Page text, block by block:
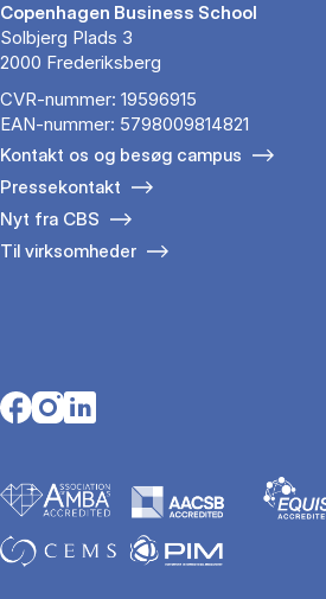
Copenhagen Business School
Solbjerg Plads 3
2000 Frederiksberg
CVR-nummer: 19596915
EAN-nummer: 5798009814821
Kontakt os og besøg campus
Pressekontakt
Nyt fra CBS
Til virksomheder
Opens in a new tab
Opens in a new tab
Opens in a new tab